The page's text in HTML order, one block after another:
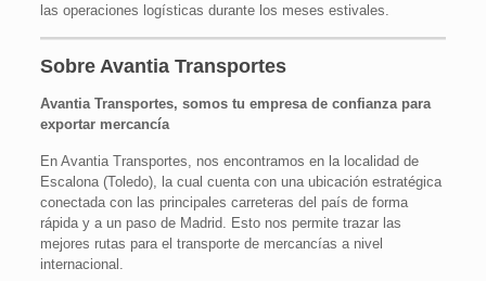
las operaciones logísticas durante los meses estivales.
Sobre Avantia Transportes
Avantia Transportes, somos tu empresa de confianza para
exportar mercancía
En Avantia Transportes, nos encontramos en la localidad de
Escalona (Toledo), la cual cuenta con una ubicación estratégica
conectada con las principales carreteras del país de forma
rápida y a un paso de Madrid. Esto nos permite trazar las
mejores rutas para el transporte de mercancías a nivel
internacional.